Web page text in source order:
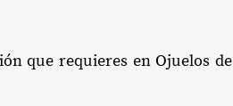
que requieres en Ojuelos de